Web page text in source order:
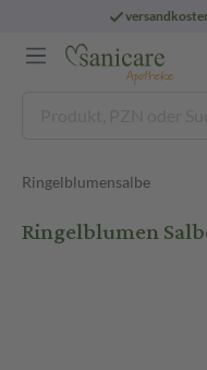
Ringelblumensalbe
Ringelblumen